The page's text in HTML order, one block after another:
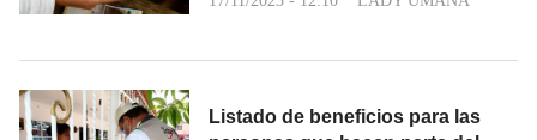
Listado de beneficios para las